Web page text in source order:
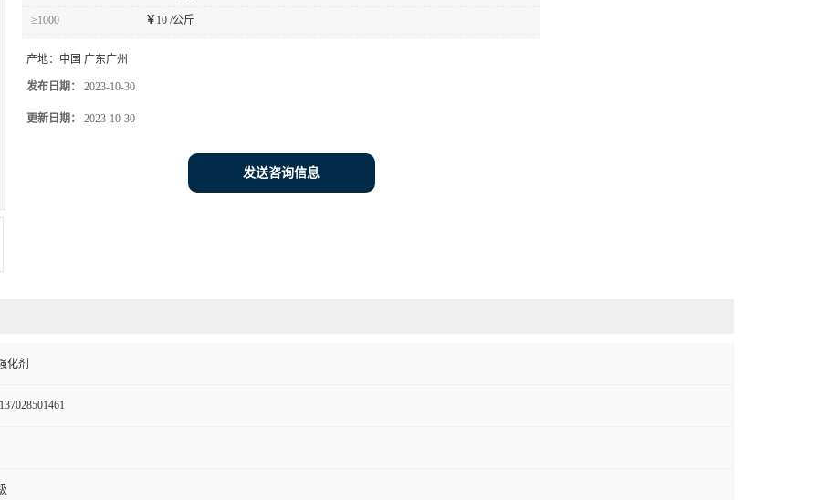
≥1000 ￥ 10 /公斤
产地： 中国 广东广州
发布日期： 2023-10-30
更新日期： 2023-10-30
发送咨询信息
化剂